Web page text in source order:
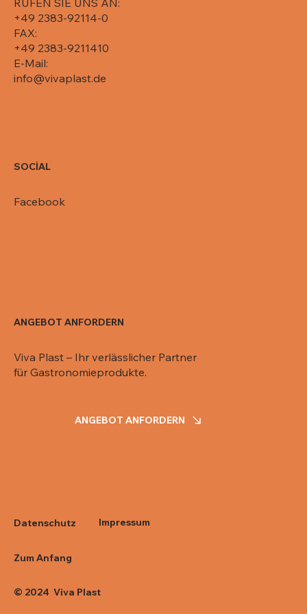
+49 2383-92114-0
FAX:
+49 2383-9211410
E-Mail:
info@vivaplast.de
SOCİAL
Facebook
ANGEBOT ANFORDERN
Viva Plast – Ihr verlässlicher Partner
für Gastronomieprodukte.
ANGEBOT ANFORDERN
Datenschutz
Zum Anfang
© 2024 Viva Plast
Impressum